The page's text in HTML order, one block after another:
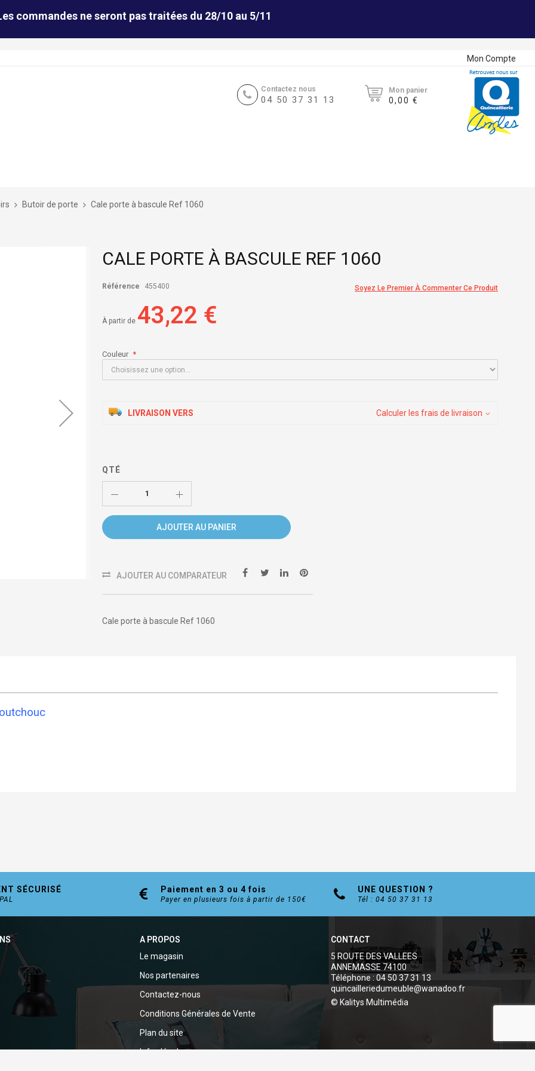
commandes ne seront pas traitées du 28/10 au 5/11
Mon Compte
Contactez nous
04 50 37 31 13
Mon panier
0,00 €
Butoir de porte Cale porte à bascule Ref 1060
CALE PORTE À BASCULE REF 1060
Soyez Le Premier À Commenter Ce Produit
Référence 455400
À partir de 43,22 €
Couleur
LIVRAISON VERS Calculer les frais de livraison
QTÉ
AJOUTER AU PANIER
AJOUTER AU COMPARATEUR
Cale porte à bascule Ref 1060
SÉCURISÉ Paiement en 3 ou 4 fois
Payer en plusieurs fois à partir de 150€
UNE QUESTION ?
Tél : 04 50 37 31 13
A PROPOS
Le magasin
Nos partenaires
Contactez-nous
Conditions Générales de Vente
Plan du site
Infos légales
CONTACT
5 ROUTE DES VALLEES
ANNEMASSE 74100
Téléphone : 04 50 37 31 13
quincailleriedumeuble@wanadoo.fr
© Kalitys Multimédia